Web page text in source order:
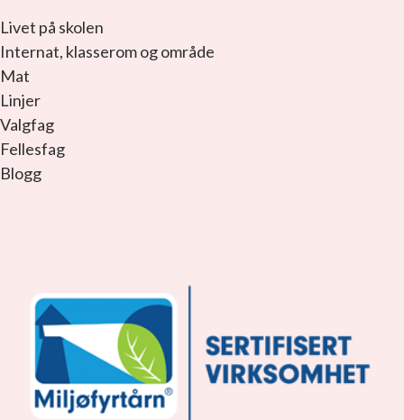
Livet på skolen
Internat, klasserom og område
Mat
Linjer
Valgfag
Fellesfag
Blogg